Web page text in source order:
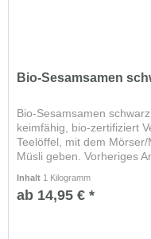
Bio-Sesamsamen
Bio-Sesamsamen
keimfähig, bio-zertifiziert
Teelöffel, mit dem
Müsli geben. Vorheriges
Inhalt 1 Kilogramm
ab 14,95 € *